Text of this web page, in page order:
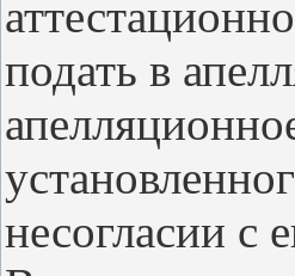
подать в
несогласии с